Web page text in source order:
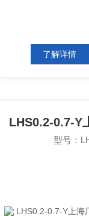
了解详情
型号：